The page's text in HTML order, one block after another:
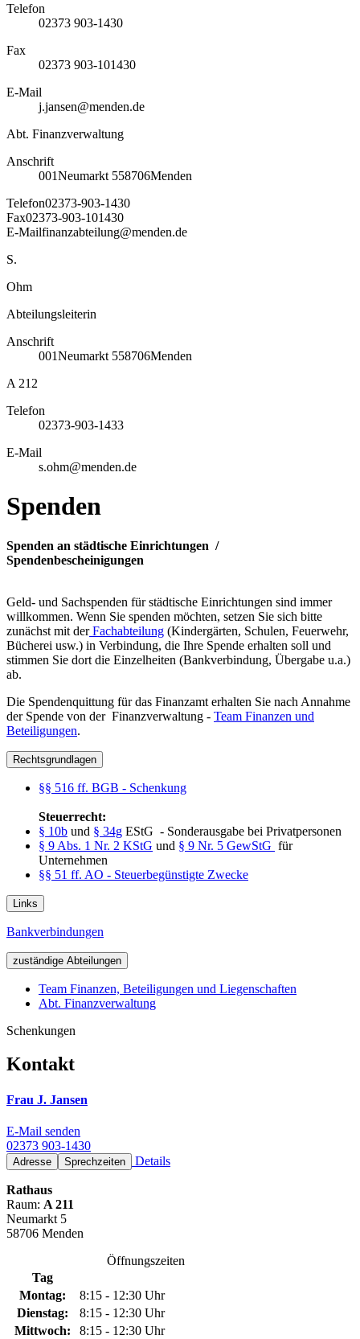
Telefon
02373 903-1430
Fax
02373 903-101430
E-Mail
j.jansen@menden.de
Abt. Finanzverwaltung
Anschrift
001Neumarkt 558706Menden
Telefon02373-903-1430
Fax02373-903-101430
E-Mailfinanzabteilung@menden.de
S.
Ohm
Abteilungsleiterin
Anschrift
001Neumarkt 558706Menden
A 212
Telefon
02373-903-1433
E-Mail
s.ohm@menden.de
Spenden
Spenden an städtische Einrichtungen /
Spendenbescheinigungen
Geld- und Sachspenden für städtische Einrichtungen sind immer
willkommen. Wenn Sie spenden möchten, setzen Sie sich bitte
zunächst mit derFachabteilung (Kindergärten, Schulen, Feuerwehr,
Bücherei usw.) in Verbindung, die Ihre Spende erhalten soll und
stimmen Sie dort die Einzelheiten (Bankverbindung, Übergabe u.a.)
ab.
Die Spendenquittung für das Finanzamt erhalten Sie nach Annahme
der Spende von der Finanzverwaltung - Team Finanzen und
Beteiligungen.
Rechtsgrundlagen
§§ 516 ff. BGB - Schenkung
Steuerrecht:
§ 10b und § 34g EStG - Sonderausgabe bei Privatpersonen
§ 9 Abs. 1 Nr. 2 KStG und § 9 Nr. 5 GewStG für
Unternehmen
§§ 51 ff. AO - Steuerbegünstigte Zwecke
Links
Bankverbindungen
zuständige Abteilungen
Team Finanzen, Beteiligungen und Liegenschaften
Abt. Finanzverwaltung
Schenkungen
Kontakt
Frau J. Jansen
E-Mail senden
02373 903-1430
Adresse Sprechzeiten Details
Rathaus
Raum: A 211
Neumarkt 5
58706 Menden
Öffnungszeiten
Tag
Montag:
8:15 - 12:30 Uhr
Dienstag:
8:15 - 12:30 Uhr
Mittwoch:
8:15 - 12:30 Uhr